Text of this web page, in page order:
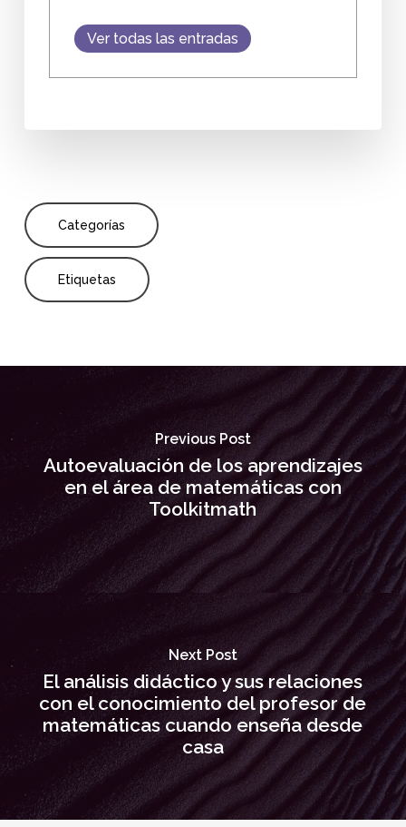
Ver todas las entradas
Categorías
Etiquetas
Previous Post
Autoevaluación de los aprendizajes
en el área de matemáticas con
Toolkitmath
Next Post
El análisis didáctico y sus relaciones
con el conocimiento del profesor de
matemáticas cuando enseña desde
casa